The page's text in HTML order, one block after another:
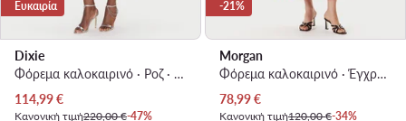
Ευκαιρία
Dixie
Φόρεμα καλοκαιρινό · Ροζ · Maxi
Τρέχουσα τιμή
114,99€
Κανονική τιμή220,00 €-47%
-21%
Morgan
Φόρεμα καλοκαιρινό · Έγχρωμο · Maxi
Τρέχουσα τιμή
78,99€
Κανονική τιμή120,00 €-34%